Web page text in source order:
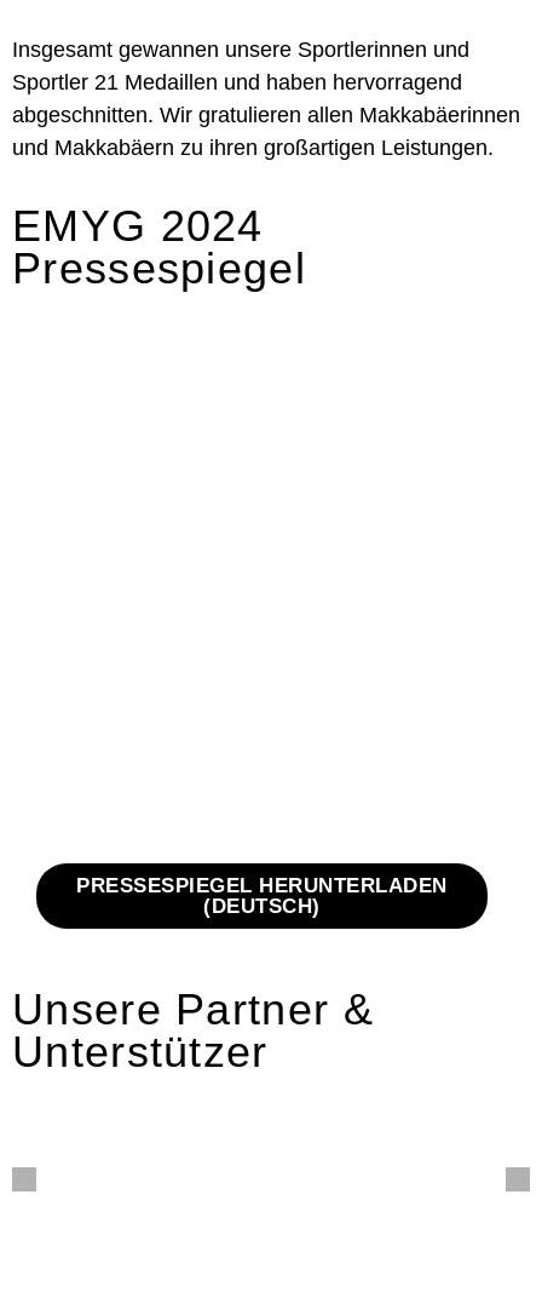
Insgesamt gewannen unsere Sportlerinnen und
Sportler 21 Medaillen und haben hervorragend
abgeschnitten. Wir gratulieren allen Makkabäerinnen
und Makkabäern zu ihren großartigen Leistungen.
EMYG 2024
Pressespiegel
PRESSESPIEGEL HERUNTERLADEN
(DEUTSCH)
Unsere Partner &
Unterstützer